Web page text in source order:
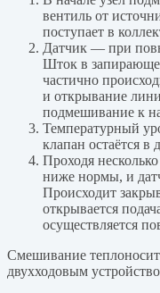
вентиль от
поступает в
Датчик — при
Шток в
частично
и открывание
подмешивание к
Температурный
клапан остаётся
Проходя
ниже нормы, и
Происходит
открывается
осуществляется
Смешивание
двухходовым